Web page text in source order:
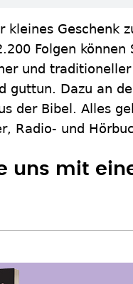
kleines Geschenk
Folgen können
und
guttun. Dazu an
der Bibel. Alles
Radio- und
uns mit